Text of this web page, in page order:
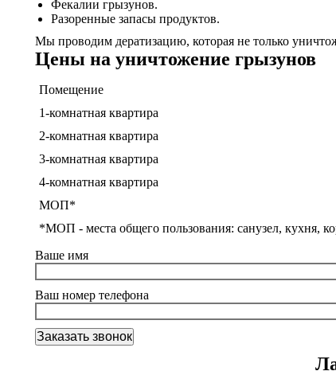
Фекалии грызунов.
Разоренные запасы продуктов.
Мы проводим дератизацию, которая не только
Цены на уничтожение грызунов
Помещение
1-комнатная квартира
2-комнатная квартира
3-комнатная квартира
4-комнатная квартира
МОП*
*МОП - места общего пользования: санузел, кухня,
Ваше имя
Ваш номер телефона